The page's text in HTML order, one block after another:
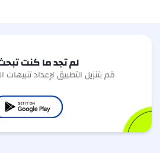
لم تجد ما كنت
قم بتنزيل التطبيق لإعداد